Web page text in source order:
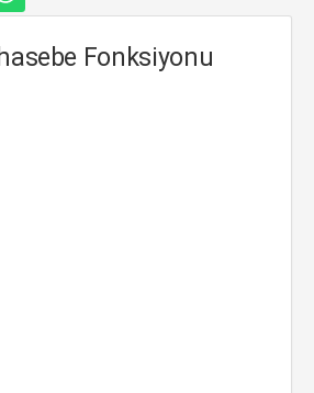
Fonksiyonu